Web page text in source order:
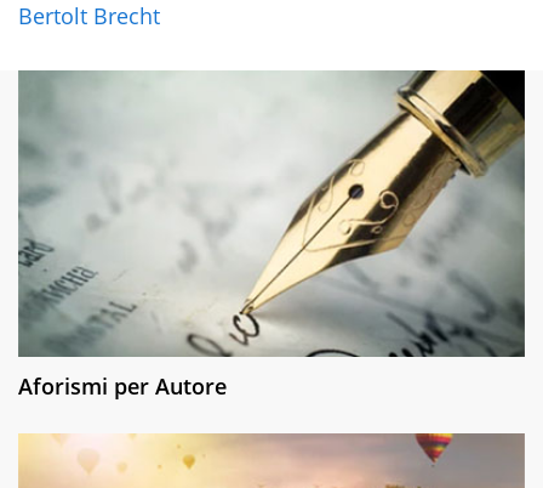
Bertolt Brecht
Aforismi per Autore